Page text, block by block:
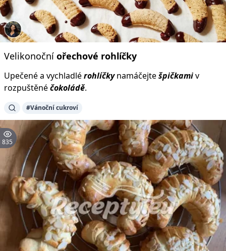
Velikonoční ořechové rohlíčky
Upečené a vychladlérohlíčkynamáčejtešpičkamiv
rozpuštěnéčokoládě.
#Vánoční cukroví
835